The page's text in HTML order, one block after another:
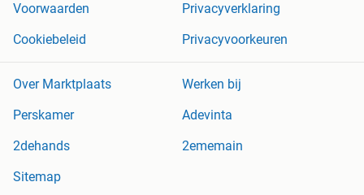
Voorwaarden
Privacyverklaring
Cookiebeleid
Privacyvoorkeuren
Over Marktplaats
Werken bij
Perskamer
Adevinta
2dehands
2ememain
Sitemap